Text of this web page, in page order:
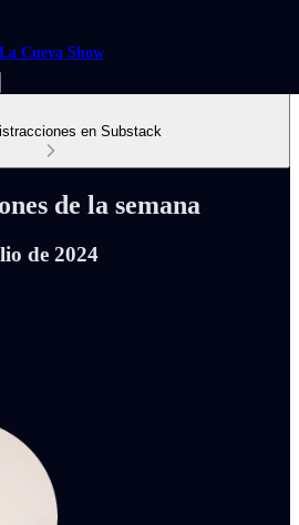
La Cueva Show
en Substack
de la semana
de 2024